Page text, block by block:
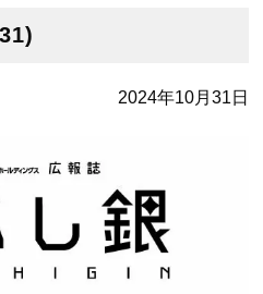
2024年10月31日